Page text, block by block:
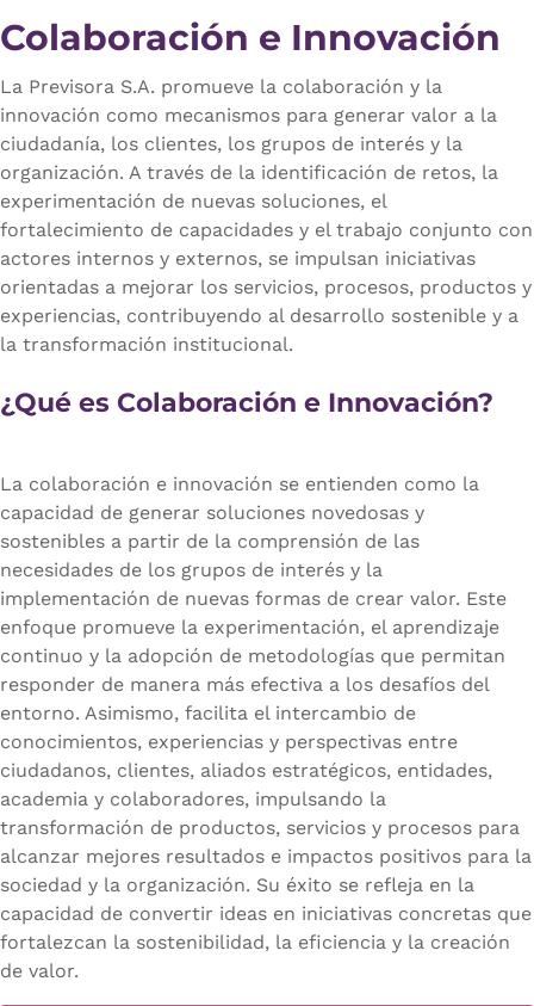
Colaboración e Innovación
La Previsora S.A. promueve la colaboración y la
innovación como mecanismos para generar valor a la
ciudadanía, los clientes, los grupos de interés y la
organización. A través de la identificación de retos, la
experimentación de nuevas soluciones, el
fortalecimiento de capacidades y el trabajo conjunto con
actores internos y externos, se impulsan iniciativas
orientadas a mejorar los servicios, procesos, productos y
experiencias, contribuyendo al desarrollo sostenible y a
la transformación institucional.
¿Qué es Colaboración e Innovación?
La colaboración e innovación se entienden como la
capacidad de generar soluciones novedosas y
sostenibles a partir de la comprensión de las
necesidades de los grupos de interés y la
implementación de nuevas formas de crear valor. Este
enfoque promueve la experimentación, el aprendizaje
continuo y la adopción de metodologías que permitan
responder de manera más efectiva a los desafíos del
entorno. Asimismo, facilita el intercambio de
conocimientos, experiencias y perspectivas entre
ciudadanos, clientes, aliados estratégicos, entidades,
academia y colaboradores, impulsando la
transformación de productos, servicios y procesos para
alcanzar mejores resultados e impactos positivos para la
sociedad y la organización. Su éxito se refleja en la
capacidad de convertir ideas en iniciativas concretas que
fortalezcan la sostenibilidad, la eficiencia y la creación
de valor.